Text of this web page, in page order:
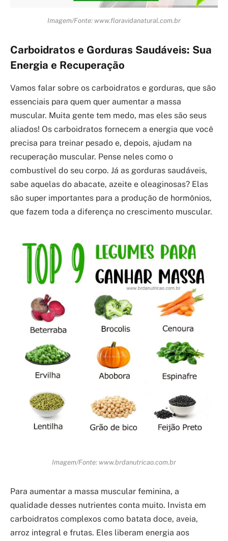
Imagem/Fonte: www.floravidanatural.com.br
Carboidratos e Gorduras Saudáveis: Sua
Energia e Recuperação
Vamos falar sobre os carboidratos e gorduras, que são
essenciais para quem quer aumentar a massa
muscular. Muita gente tem medo, mas eles são seus
aliados! Os carboidratos fornecem a energia que você
precisa para treinar pesado e, depois, ajudam na
recuperação muscular. Pense neles como o
combustível do seu corpo. Já as gorduras saudáveis,
sabe aquelas do abacate, azeite e oleaginosas? Elas
são super importantes para a produção de hormônios,
que fazem toda a diferença no crescimento muscular.
Imagem/Fonte: www.brdanutricao.com.br
Para aumentar a massa muscular feminina, a
qualidade desses nutrientes conta muito. Invista em
carboidratos complexos como batata doce, aveia,
arroz integral e frutas. Eles liberam energia aos